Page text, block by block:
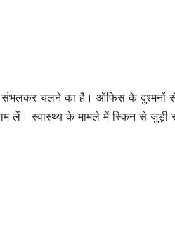
चलने का है। ऑफिस के दुश्मनों से
लें। स्वास्थ्य के मामले में स्किन से जुड़ी